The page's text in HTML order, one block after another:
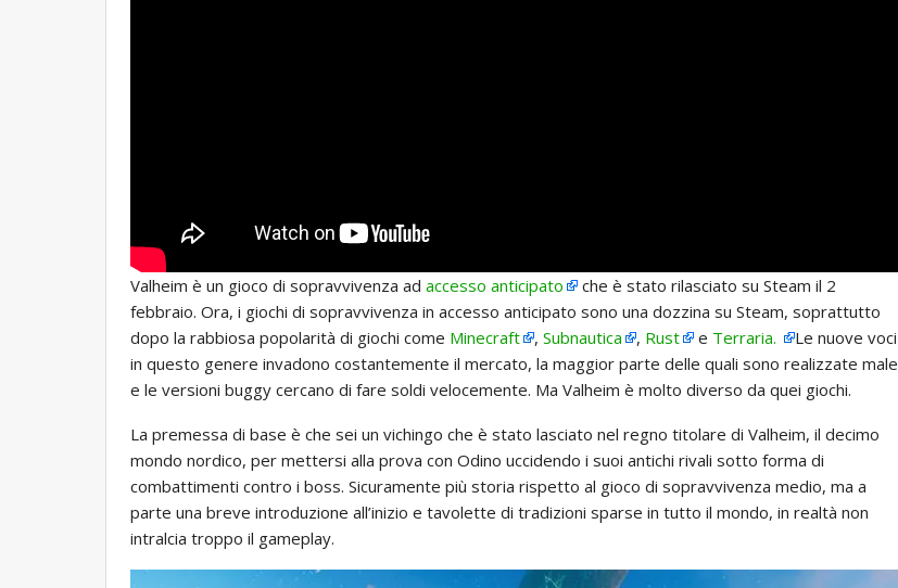
Valheim è un gioco di sopravvivenza ad accesso anticipato
che è stato rilasciato su Steam il 2
febbraio. Ora, i giochi di sopravvivenza in accesso anticipato sono una dozzina su Steam, soprattutto
dopo la rabbiosa popolarità di giochi come Minecraft , Subnautica , Rust e Terraria.
Le nuove voci
in questo genere invadono costantemente il mercato, la maggior parte delle quali sono realizzate male
e le versioni buggy cercano di fare soldi velocemente. Ma Valheim è molto diverso da quei giochi.
La premessa di base è che sei un vichingo che è stato lasciato nel regno titolare di Valheim, il decimo
mondo nordico, per mettersi alla prova con Odino uccidendo i suoi antichi rivali sotto forma di
combattimenti contro i boss. Sicuramente più storia rispetto al gioco di sopravvivenza medio, ma a
parte una breve introduzione all’inizio e tavolette di tradizioni sparse in tutto il mondo, in realtà non
intralcia troppo il gameplay.